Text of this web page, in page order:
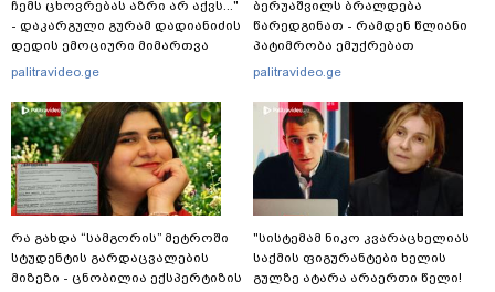
ჩემს ცხოვრებას აზრი არ აქვს..."
- დაკარგული გურამ დადიანიძის
დედის ემოციური მიმართვა
palitravideo.ge
რა გახდა “სამგორის” მეტროში
სტუდენტის გარდაცვალების
მიზეზი - ცნობილია ექსპერტიზის
ბერუაშვილს ბრალდება
წარედგინათ - რამდენ წლიანი
პატიმრობა ემუქრებათ
არასრულწლოვნებს?
palitravideo.ge
"სისტემამ ნიკო კვარაცხელიას
საქმის ფიგურანტები ხელის
გულზე ატარა არაერთი წელი!